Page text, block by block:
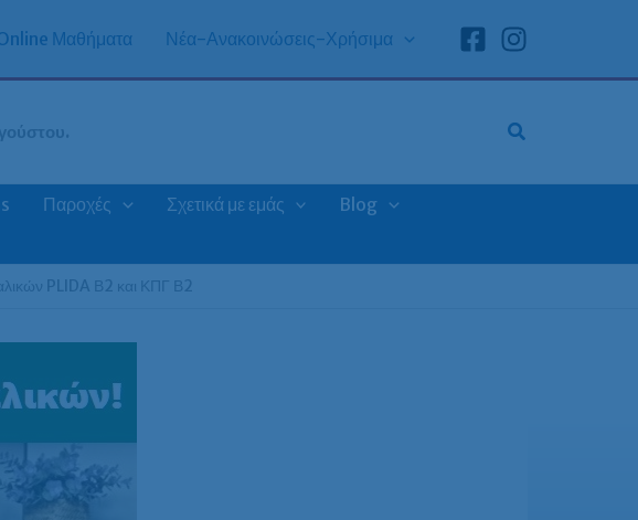
Μαθήματα Νέα-Ανακοινώσεις-Χρήσιμα
Παροχές Σχετικά με εμάς
Blog
PLIDA Β2 και ΚΠΓ Β2